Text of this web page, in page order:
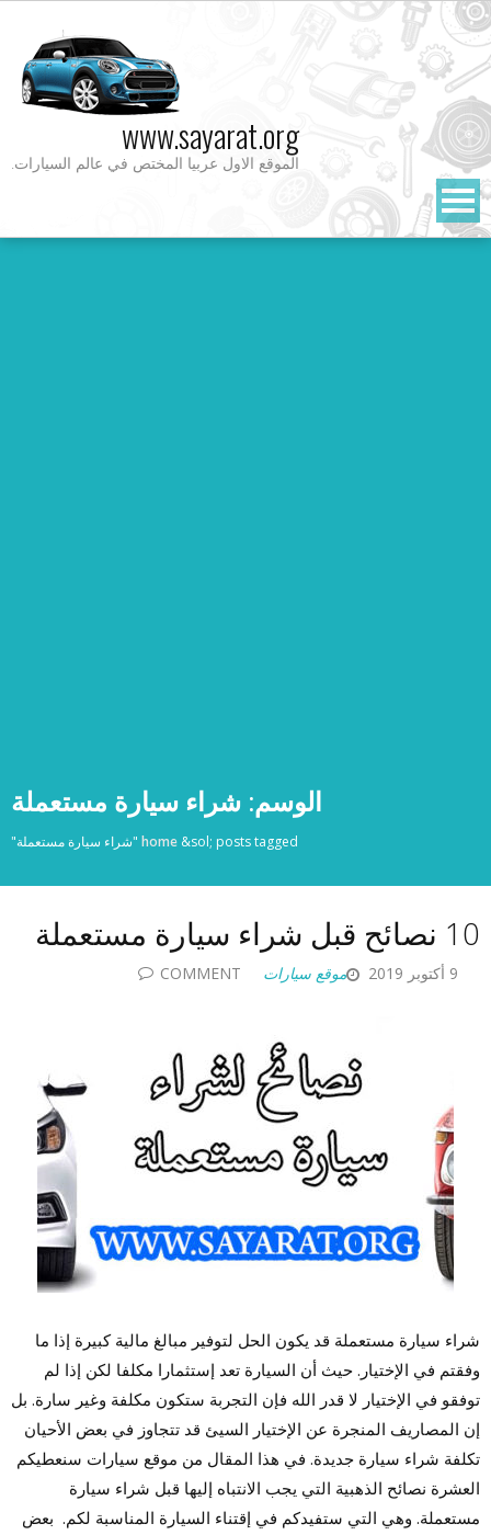
Skip
to
content
www.sayarat.org
الموقع الاول عربيا المختص في عالم السيارات.
الوسم: شراء سيارة مستعملة
home &sol; posts tagged "شراء سيارة مستعملة"
10 نصائح قبل شراء سيارة مستعملة
9 أكتوبر 2019 موقع سيارات COMMENT
شراء سيارة مستعملة قد يكون الحل لتوفير مبالغ مالية كبيرة إذا ما
وفقتم في الإختيار. حيث أن السيارة تعد إستثمارا مكلفا لكن إذا لم
توفقو في الإختيار لا قدر الله فإن التجربة ستكون مكلفة وغير سارة. بل
إن المصاريف المنجرة عن الإختيار السيئ قد تتجاوز في بعض الأحيان
تكلفة شراء سيارة جديدة. في هذا المقال من موقع سيارات سنعطيكم
العشرة نصائح الذهبية التي يجب الانتباه إليها قبل شراء سيارة
مستعملة. وهي التي ستفيدكم في إقتناء السيارة المناسبة لكم. بعض